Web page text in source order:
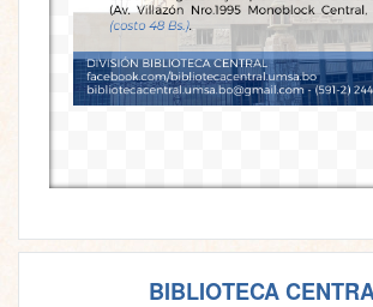
BIBLIOTECA